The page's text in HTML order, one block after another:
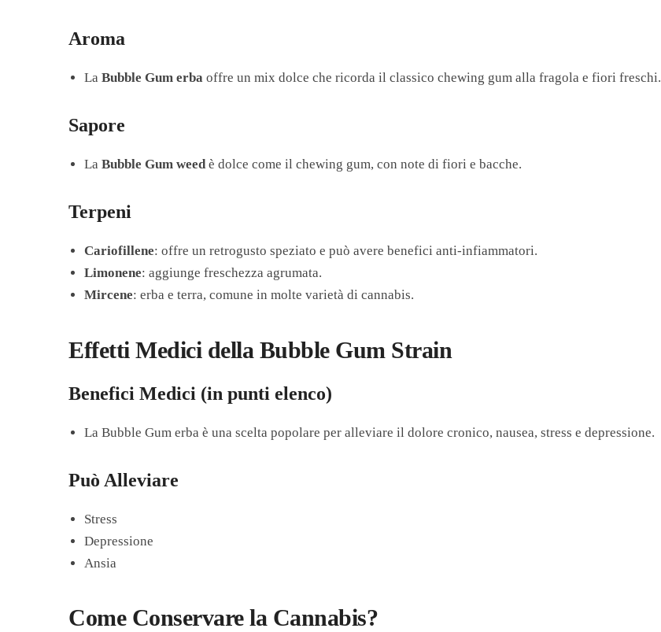
Aroma
LaBubble Gum erba offre un mix dolce che ricorda il classico chewing gum alla fragola e fiori freschi.
Sapore
LaBubble Gum weedè dolce come il chewing gum, con note di fiori e bacche.
Terpeni
Cariofillene: offre un retrogusto speziato e può avere benefici anti-infiammatori.
Limonene: aggiunge freschezza agrumata.
Mircene: erba e terra, comune in molte varietà di cannabis.
Effetti Medici della Bubble Gum Strain
Benefici Medici (in punti elenco)
La Bubble Gum erba è una scelta popolare per alleviare il dolore cronico, nausea, stress e depressione.
Può Alleviare
Stress
Depressione
Ansia
Come Conservare la Cannabis?